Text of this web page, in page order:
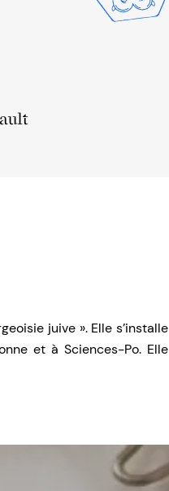
juive ». Elle s’installe
et à Sciences-Po. Elle